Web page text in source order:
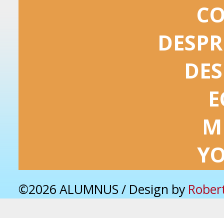
©2026 ALUMNUS / Design by